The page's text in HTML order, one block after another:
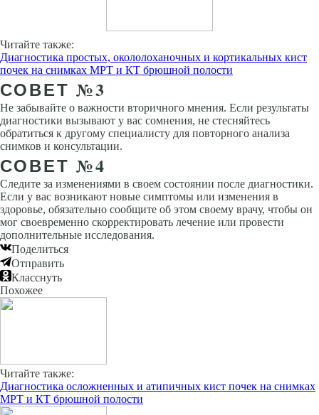
Читайте также:
Диагностика простых, окололоханочных и кортикальных кист
почек на снимках МРТ и КТ брюшной полости
СОВЕТ №3
Не забывайте о важности вторичного мнения. Если результаты
диагностики вызывают у вас сомнения, не стесняйтесь
обратиться к другому специалисту для повторного анализа
снимков и консультации.
СОВЕТ №4
Следите за изменениями в своем состоянии после диагностики.
Если у вас возникают новые симптомы или изменения в
здоровье, обязательно сообщите об этом своему врачу, чтобы он
мог своевременно скорректировать лечение или провести
дополнительные исследования.
Поделиться
Отправить
Класснуть
Похожее
Читайте также:
Диагностика осложненных и атипичных кист почек на снимках
МРТ и КТ брюшной полости